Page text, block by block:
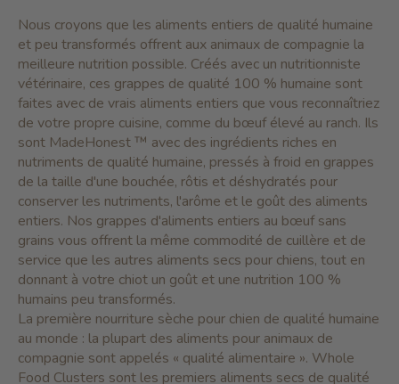
Nous croyons que les aliments entiers de qualité humaine
et peu transformés offrent aux animaux de compagnie la
meilleure nutrition possible. Créés avec un nutritionniste
vétérinaire, ces grappes de qualité 100 % humaine sont
faites avec de vrais aliments entiers que vous reconnaîtriez
de votre propre cuisine, comme du bœuf élevé au ranch. Ils
sont MadeHonest ™ avec des ingrédients riches en
nutriments de qualité humaine, pressés à froid en grappes
de la taille d'une bouchée, rôtis et déshydratés pour
conserver les nutriments, l'arôme et le goût des aliments
entiers. Nos grappes d'aliments entiers au bœuf sans
grains vous offrent la même commodité de cuillère et de
service que les autres aliments secs pour chiens, tout en
donnant à votre chiot un goût et une nutrition 100 %
humains peu transformés.
La première nourriture sèche pour chien de qualité humaine
au monde : la plupart des aliments pour animaux de
compagnie sont appelés « qualité alimentaire ». Whole
Food Clusters sont les premiers aliments secs de qualité